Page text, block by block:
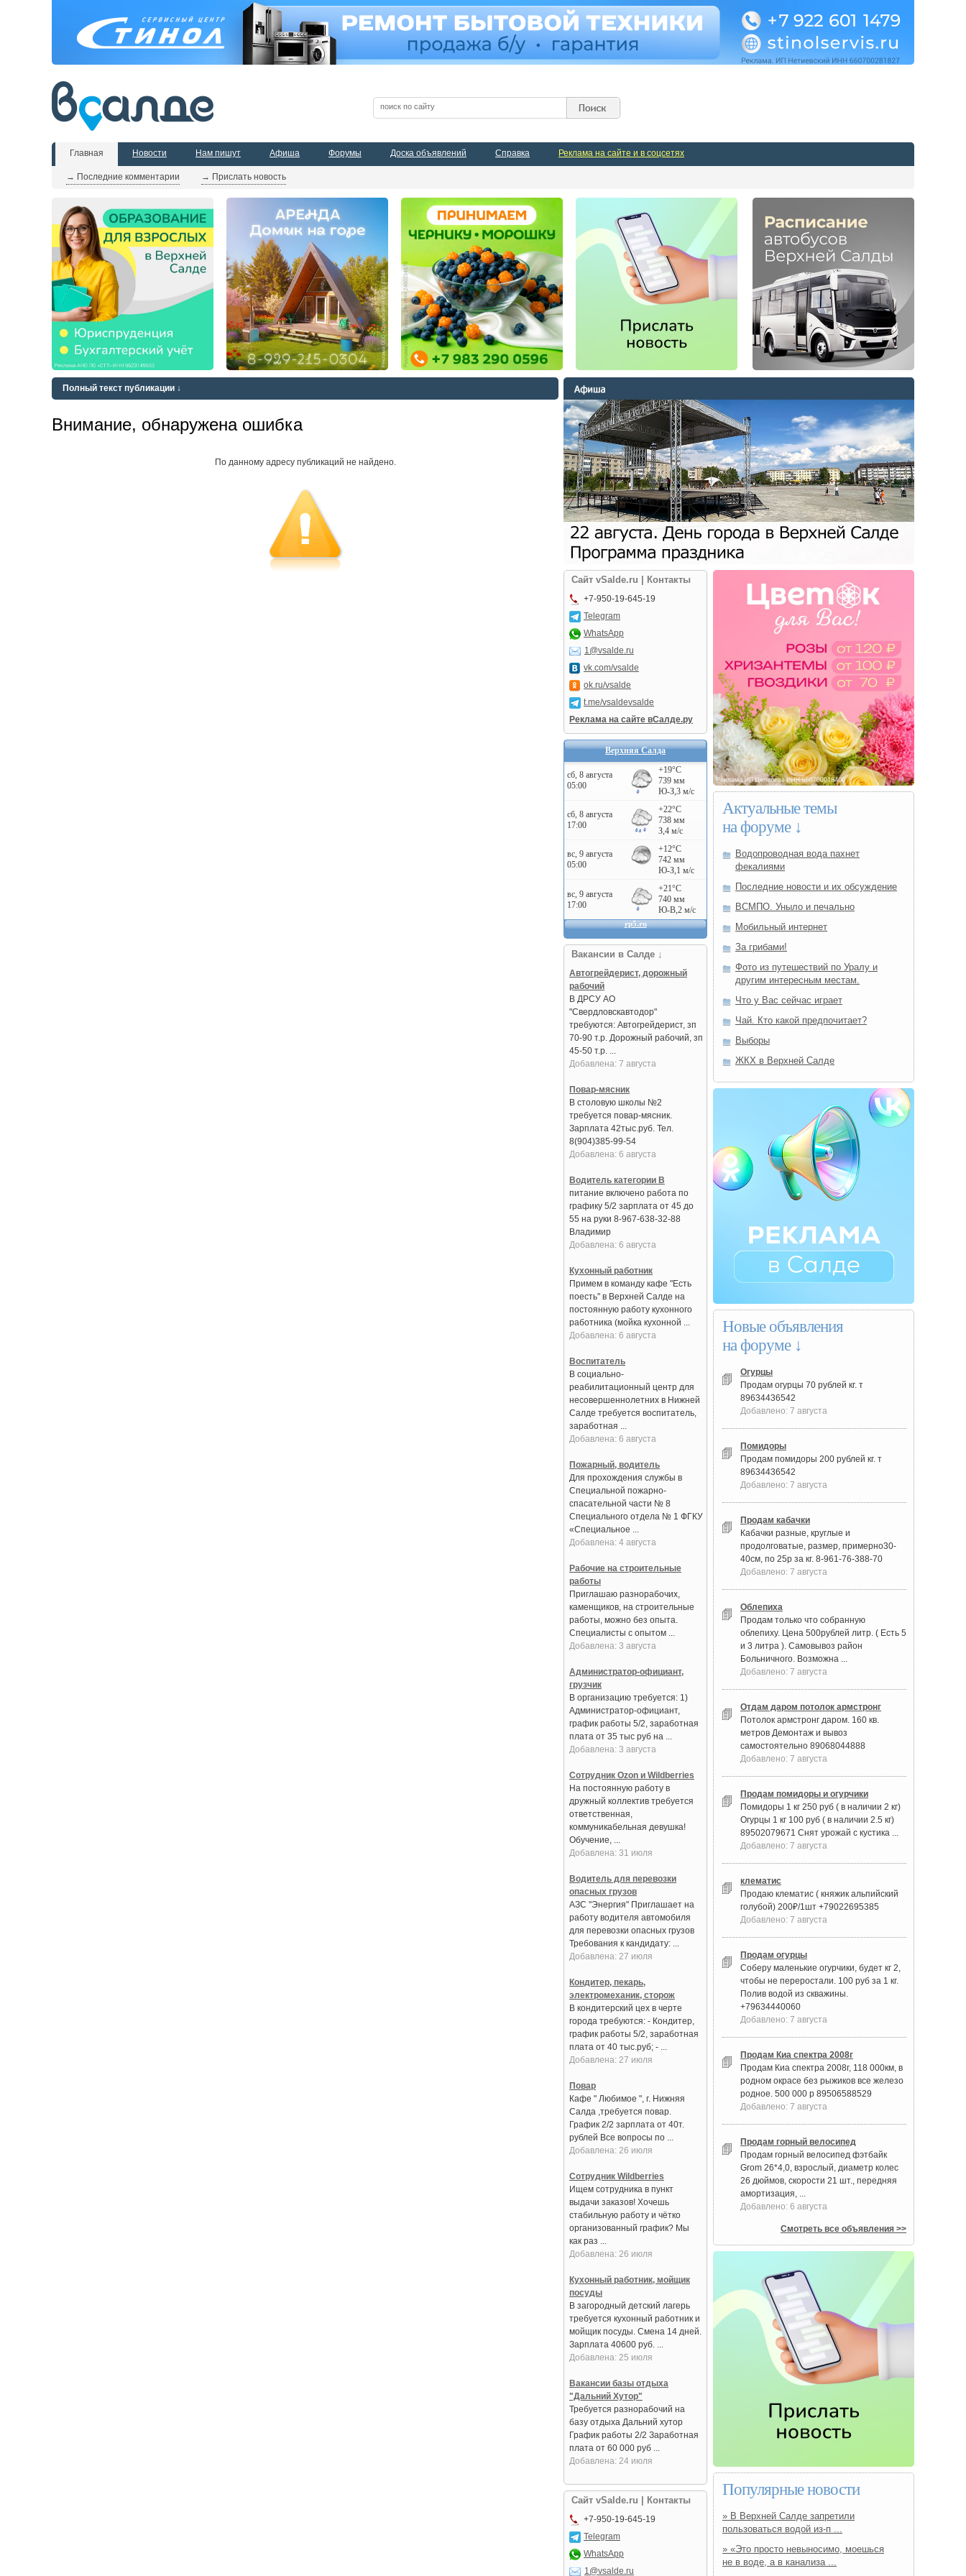
Главная
→ Последние комментарии → Прислать новость
Новости Нам пишут Афиша Форумы Доска объявлений Справка Реклама на сайте и в соцсетях
Полный текст публикации ↓
Внимание, обнаружена ошибка
По данному адресу публикаций не найдено.
Сайт vSalde.ru | Контакты
+7-950-19-645-19
Telegram
WhatsApp
1@vsalde.ru
vk.com/vsalde
ok.ru/vsalde
t.me/vsaldevsalde
Реклама на сайте вСалде.ру
Верхняя Салда
Вакансии в Салде ↓
Автогрейдерист, дорожный
рабочий
В ДРСУ АО
"Свердловскавтодор"
требуются: Автогрейдерист, зп
70-90 т.р. Дорожный рабочий, зп
45-50 т.р. ...
Добавлена: 7 августа
Повар-мясник
В столовую школы №2
требуется повар-мясник.
Зарплата 42тыс.руб. Тел.
8(904)385-99-54
Добавлена: 6 августа
Водитель категории В
питание включено работа по
графику 5/2 зарплата от 45 до
55 на руки 8-967-638-32-88
Владимир
Добавлена: 6 августа
Кухонный работник
Примем в команду кафе "Есть
поесть" в Верхней Салде на
постоянную работу кухонного
работника (мойка кухонной ...
Добавлена: 6 августа
Воспитатель
В социально-
реабилитационный центр для
несовершеннолетних в Нижней
Салде требуется воспитатель,
заработная ...
Добавлена: 6 августа
Пожарный, водитель
Для прохождения службы в
Специальной пожарно-
спасательной части № 8
Специального отдела № 1 ФГКУ
«Специальное ...
Добавлена: 4 августа
Рабочие на строительные
работы
Приглашаю разнорабочих,
каменщиков, на строительные
работы, можно без опыта.
Специалисты с опытом ...
Добавлена: 3 августа
Администратор-официант,
грузчик
В организацию требуется: 1)
Администратор-официант,
график работы 5/2, заработная
плата от 35 тыс руб на ...
Добавлена: 3 августа
Сотрудник Ozon и Wildberries
На постоянную работу в
дружный коллектив требуется
ответственная,
коммуникабельная девушка!
Обучение, ...
Добавлена: 31 июля
Водитель для перевозки
опасных грузов
АЗС "Энергия" Приглашает на
работу водителя автомобиля
для перевозки опасных грузов
Требования к кандидату: ...
Добавлена: 27 июля
Кондитер, пекарь,
электромеханик, сторож
В кондитерский цех в черте
города требуются: - Кондитер,
график работы 5/2, заработная
плата от 40 тыс.руб; - ...
Добавлена: 27 июля
Повар
Кафе " Любимое ", г. Нижняя
Салда ,требуется повар.
График 2/2 зарплата от 40т.
рублей Все вопросы по ...
Добавлена: 26 июля
Сотрудник Wildberries
Ищем сотрудника в пункт
выдачи заказов! Хочешь
стабильную работу и чётко
организованный график? Мы
как раз ...
Добавлена: 26 июля
Кухонный работник, мойщик
посуды
В загородный детский лагерь
требуется кухонный работник и
мойщик посуды. Смена 14 дней.
Зарплата 40600 руб. ...
Добавлена: 25 июля
Вакансии базы отдыха
"Дальний Хутор"
Требуется разнорабочий на
базу отдыха Дальний хутор
График работы 2/2 Заработная
плата от 60 000 руб ...
Добавлена: 24 июля
Сайт vSalde.ru | Контакты
+7-950-19-645-19
Telegram
WhatsApp
1@vsalde.ru
Актуальные темы
на форуме ↓
Водопроводная вода пахнет
фекалиями
Последние новости и их обсуждение
ВСМПО. Уныло и печально
Мобильный интернет
За грибами!
Фото из путешествий по Уралу и
другим интересным местам.
Что у Вас сейчас играет
Чай. Кто какой предпочитает?
Выборы
ЖКХ в Верхней Салде
Новые объявления
на форуме ↓
Огурцы
Продам огурцы 70 рублей кг. т
89634436542
Добавлено: 7 августа
Помидоры
Продам помидоры 200 рублей кг. т
89634436542
Добавлено: 7 августа
Продам кабачки
Кабачки разные, круглые и
продолговатые, размер, примерно30-
40см, по 25р за кг. 8-961-76-388-70
Добавлено: 7 августа
Облепиха
Продам только что собранную
облепиху. Цена 500рублей литр. ( Есть 5
и 3 литра ). Самовывоз район
Больничного. Возможна ...
Добавлено: 7 августа
Отдам даром потолок армстронг
Потолок армстронг даром. 160 кв.
метров Демонтаж и вывоз
самостоятельно 89068044888
Добавлено: 7 августа
Продам помидоры и огурчики
Помидоры 1 кг 250 руб ( в наличии 2 кг)
Огурцы 1 кг 100 руб ( в наличии 2.5 кг)
89502079671 Снят урожай с кустика ...
Добавлено: 7 августа
клематис
Продаю клематис ( княжик альпийский
голубой) 200₽/1шт +79022695385
Добавлено: 7 августа
Продам огурцы
Соберу маленькие огурчики, будет кг 2,
чтобы не переростали. 100 руб за 1 кг.
Полив водой из скважины.
+79634440060
Добавлено: 7 августа
Продам Киа спектра 2008г
Продам Киа спектра 2008г, 118 000км, в
родном окрасе без рыжиков все железо
родное. 500 000 р 89506588529
Добавлено: 7 августа
Продам горный велосипед
Продам горный велосипед фэтбайк
Grom 26*4,0, взрослый, диаметр колес
26 дюймов, скорости 21 шт., передняя
амортизация, ...
Добавлено: 6 августа
Смотреть все объявления >>
Популярные новости
» В Верхней Салде запретили
пользоваться водой из‑п ...
» «Это просто невыносимо, моешься
не в воде, а в канализа ...